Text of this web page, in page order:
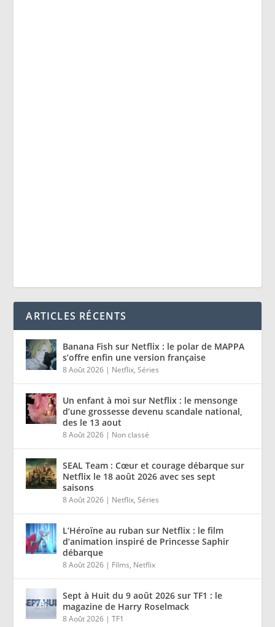
ARTICLES RÉCENTS
Banana Fish sur Netflix : le polar de MAPPA
s’offre enfin une version française
8 Août 2026 | Netflix,Séries
Un enfant à moi sur Netflix : le mensonge
d’une grossesse devenu scandale national,
des le 13 aout
8 Août 2026 | Non classé
SEAL Team : Cœur et courage débarque sur
Netflix le 18 août 2026 avec ses sept
saisons
8 Août 2026 | Netflix,Séries
L’Héroïne au ruban sur Netflix : le film
d’animation inspiré de Princesse Saphir
débarque
8 Août 2026 | Films, Netflix
Sept à Huit du 9 août 2026 sur TF1 : le
magazine de Harry Roselmack
8 Août 2026 |TF1